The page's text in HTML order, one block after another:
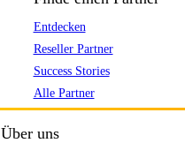
Entdecken
Reseller Partner
Success Stories
Alle Partner
Über uns